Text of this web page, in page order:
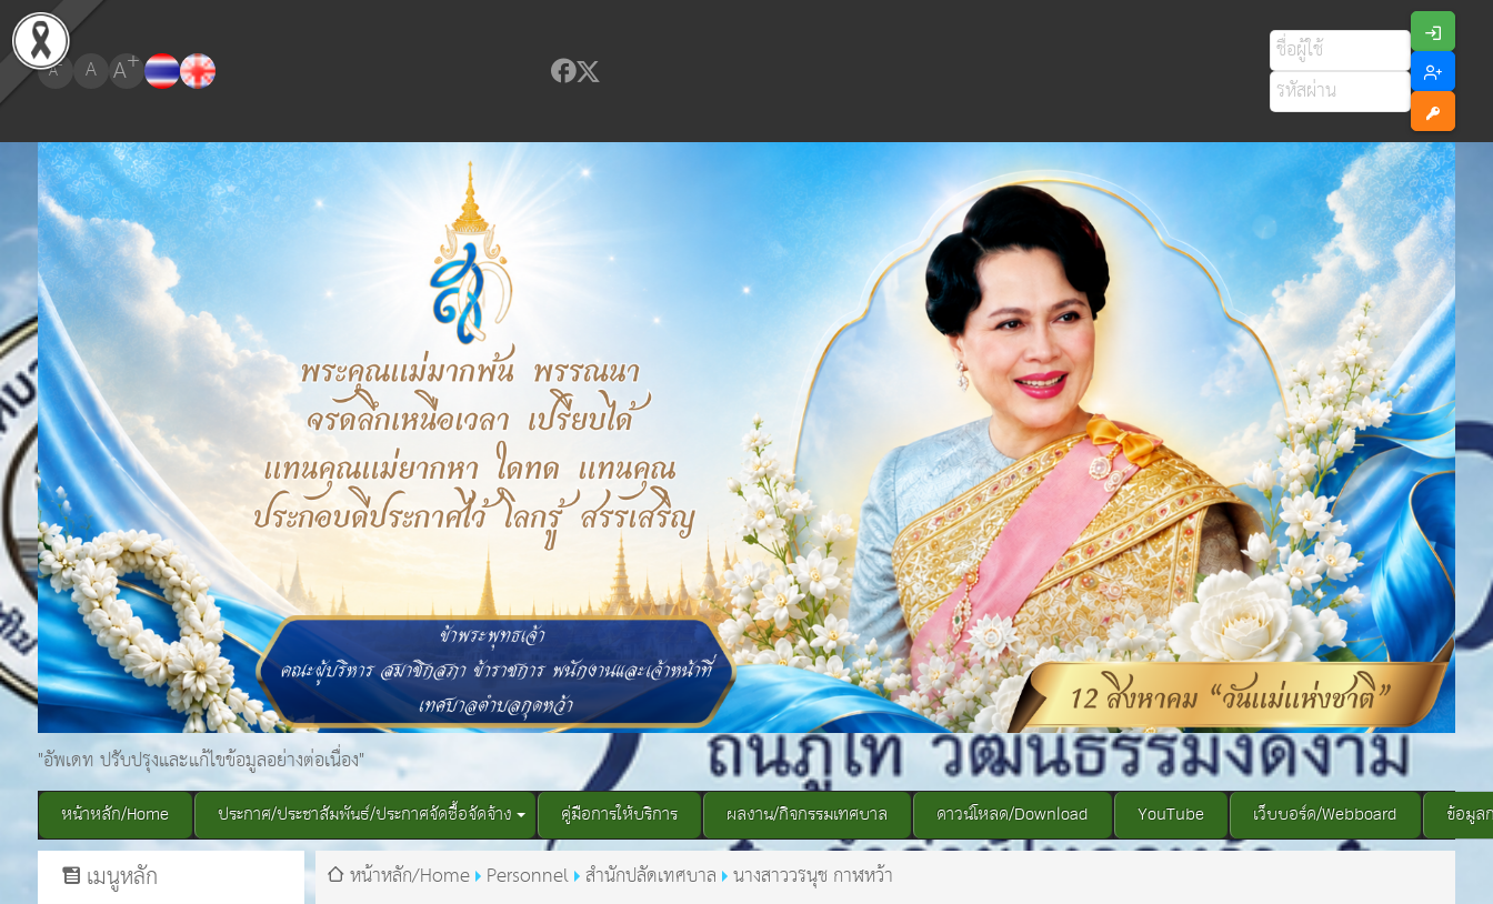
A- A A+
"อัพเดท ปรับปรุงและแก้ไขข้อมูลอย่างต่อเนื่อง"
หน้าหลัก/Home ประกาศ/ประชาสัมพันธ์/ประกาศจัดซื้อจัดจ้าง คู่มือการให้บริการ ผลงาน/กิจกรรมเทศบาล ดาวน์โหลด/Download YouTube เว็บบอร์ด/Webboard ข้อมูล
เมนูหลัก หน้าหลัก/Home Personnel สำนักปลัดเทศบาล นางสาววรนุช กาฬหว้า